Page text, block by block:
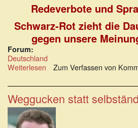
Redeverbote und
Schwarz-Rot zieht die
gegen unsere
Forum:
Deutschland
Weiterlesen über
zur
geistigen
Amputation
eines
Volkes
Zum Verfassen von
Weggucken statt